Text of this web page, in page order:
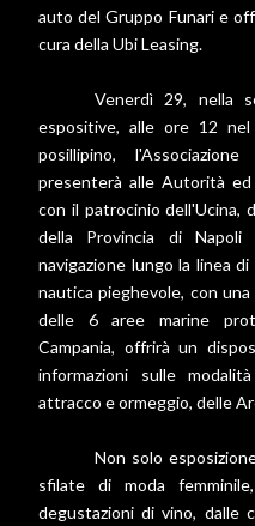
auto del Gruppo Funari e
cura della Ubi Leasing.
Venerdì 29, nella
espositive, alle ore 12
posillipino,
presenterà alle Autorità
con il patrocinio dell'Ucina,
della Provincia di
navigazione lungo la linea
nautica pieghevole, con
delle 6 aree marine
Campania, offrirà un
informazioni sulle
attracco e ormeggio, delle
Non solo
sfilate di moda
degustazioni di vino,